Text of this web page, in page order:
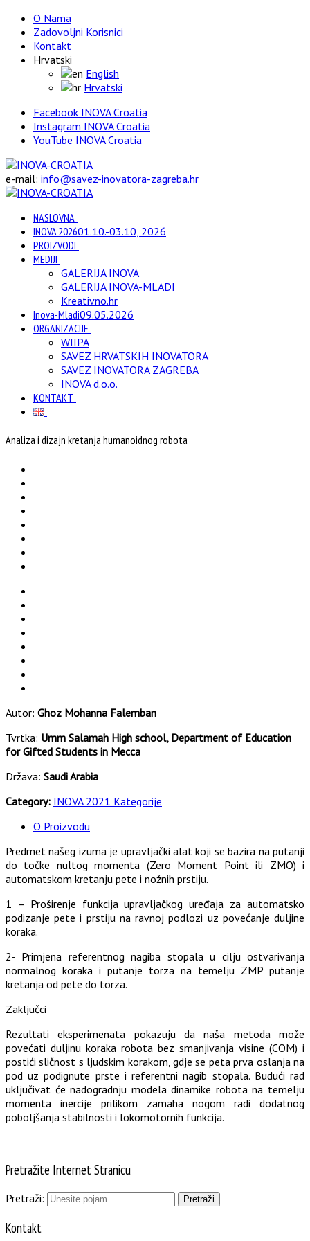
O Nama
Zadovoljni Korisnici
Kontakt
Hrvatski
English
Hrvatski
Facebook INOVA Croatia
Instagram INOVA Croatia
YouTube INOVA Croatia
e-mail: info@savez-inovatora-zagreba.hr
NASLOVNA
INOVA 202601.10.-03.10, 2026
PROIZVODI
MEDIJI
GALERIJA INOVA
GALERIJA INOVA-MLADI
Kreativno.hr
Inova-Mladi09.05.2026
ORGANIZACIJE
WIIPA
SAVEZ HRVATSKIH INOVATORA
SAVEZ INOVATORA ZAGREBA
INOVA d.o.o.
KONTAKT
Analiza i dizajn kretanja humanoidnog robota
Autor: Ghoz Mohanna Falemban
Tvrtka: Umm Salamah High school, Department of Education
for Gifted Students in Mecca
Država: Saudi Arabia
Category: INOVA 2021 Kategorije
O Proizvodu
Predmet našeg izuma je upravljački alat koji se bazira na putanji
do točke nultog momenta (Zero Moment Point ili ZMO) i
automatskom kretanju pete i nožnih prstiju.
1 – Proširenje funkcija upravljačkog uređaja za automatsko
podizanje pete i prstiju na ravnoj podlozi uz povećanje duljine
koraka.
2- Primjena referentnog nagiba stopala u cilju ostvarivanja
normalnog koraka i putanje torza na temelju ZMP putanje
kretanja od pete do torza.
Zaključci
Rezultati eksperimenata pokazuju da naša metoda može
povećati duljinu koraka robota bez smanjivanja visine (COM) i
postići sličnost s ljudskim korakom, gdje se peta prva oslanja na
pod uz podignute prste i referentni nagib stopala. Budući rad
uključivat će nadogradnju modela dinamike robota na temelju
momenta inercije prilikom zamaha nogom radi dodatnog
poboljšanja stabilnosti i lokomotornih funkcija.
Pretražite Internet Stranicu
Pretraži:
Kontakt